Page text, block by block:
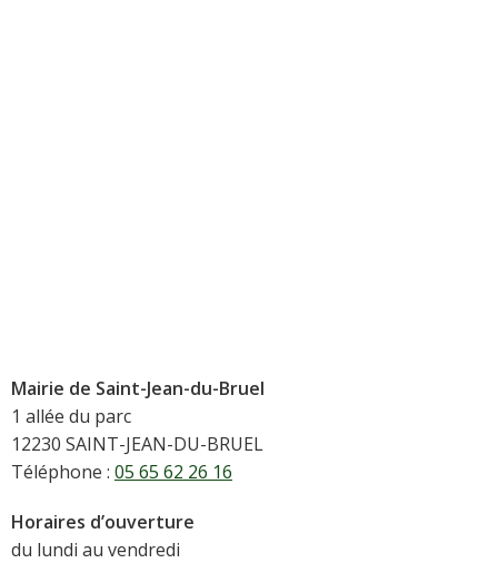
Mairie de Saint-Jean-du-Bruel
1 allée du parc
12230 SAINT-JEAN-DU-BRUEL
Téléphone : 05 65 62 26 16
Horaires d’ouverture
du lundi au vendredi